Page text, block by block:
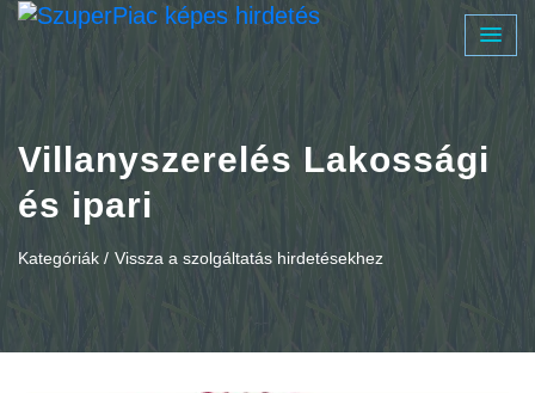
Villanyszerelés Lakossági
és ipari
Kategóriák / Vissza a szolgáltatás hirdetésekhez